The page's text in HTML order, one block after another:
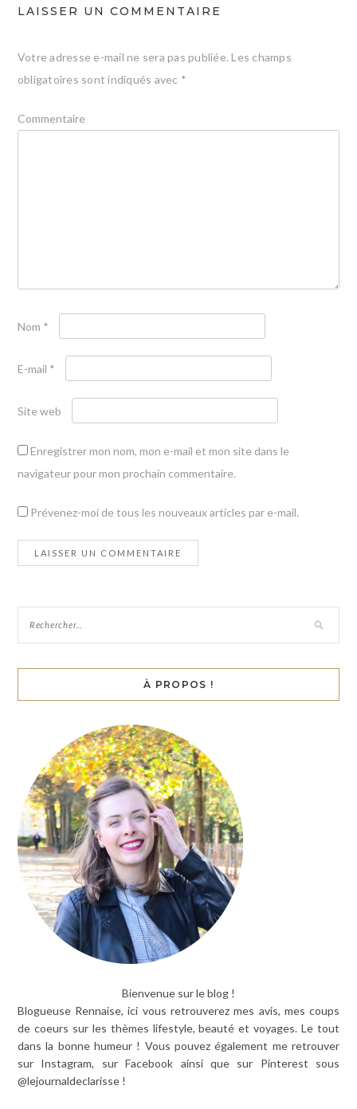
LAISSER UN COMMENTAIRE
Votre adresse e-mail ne sera pas publiée. Les champs
obligatoires sont indiqués avec *
Commentaire
Nom *
E-mail *
Site web
Enregistrer mon nom, mon e-mail et mon site dans le
navigateur pour mon prochain commentaire.
Prévenez-moi de tous les nouveaux articles par e-mail.
À PROPOS !
Bienvenue sur le blog !
Blogueuse Rennaise, ici vous retrouverez mes avis, mes coups
de coeurs sur les thèmes lifestyle, beauté et voyages. Le tout
dans la bonne humeur ! Vous pouvez également me retrouver
sur Instagram, sur Facebook ainsi que sur Pinterest sous
@lejournaldeclarisse !